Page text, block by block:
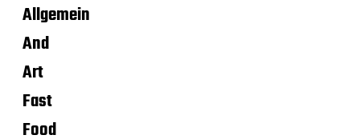
Allgemein
And
Art
Fast
Food